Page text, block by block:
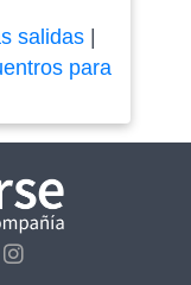
salidas|
para